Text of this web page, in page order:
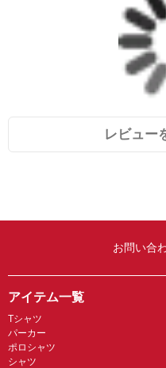
レビュー
お問い合
アイテム一覧
Tシャツ
パーカー
ポロシャツ
シャツ